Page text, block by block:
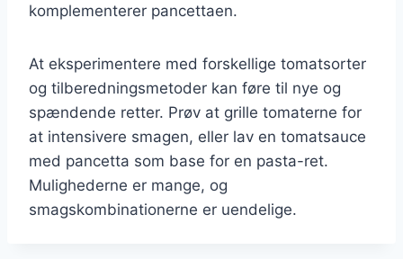
komplementerer pancettaen.
At eksperimentere med forskellige tomatsorter
og tilberedningsmetoder kan føre til nye og
spændende retter. Prøv at grille tomaterne for
at intensivere smagen, eller lav en tomatsauce
med pancetta som base for en pasta-ret.
Mulighederne er mange, og
smagskombinationerne er uendelige.